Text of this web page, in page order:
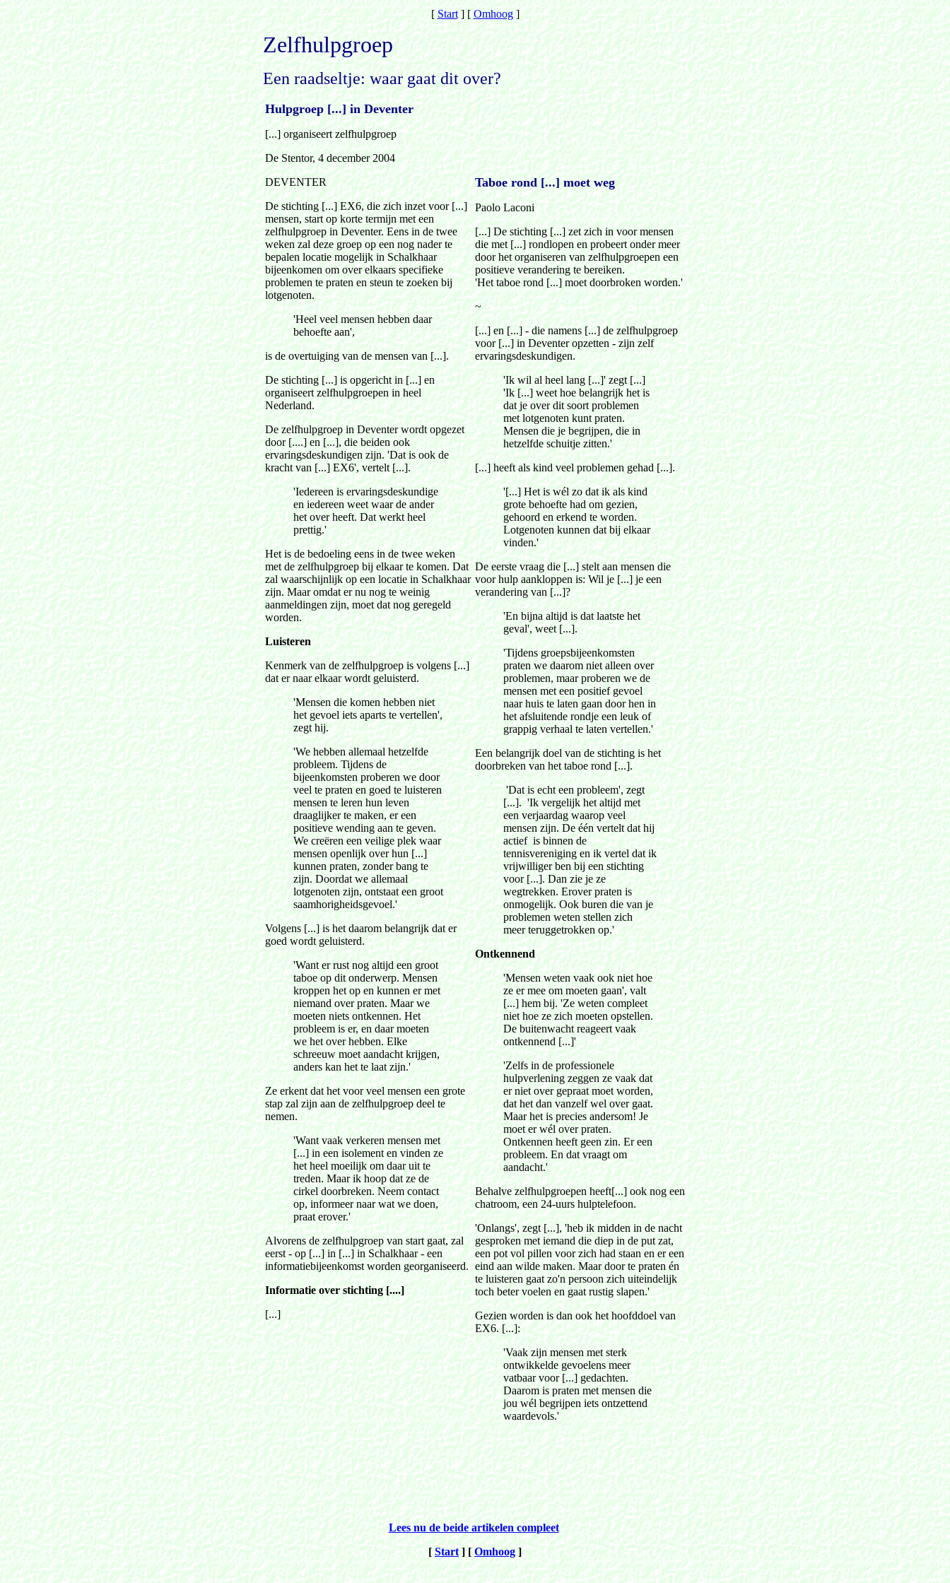
[Start] [Omhoog]
Zelfhulpgroep
Een raadseltje: waar gaat dit over?
Hulpgroep [...] in Deventer
[...] organiseert zelfhulpgroep
De Stentor, 4 december 2004
DEVENTER
De stichting [...] EX6, die zich inzet voor [...]
mensen, start op korte termijn met een
zelfhulpgroep in Deventer. Eens in de twee
weken zal deze groep op een nog nader te
bepalen locatie mogelijk in Schalkhaar
bijeenkomen om over elkaars specifieke
problemen te praten en steun te zoeken bij
lotgenoten.
'Heel veel mensen hebben daar
behoefte aan',
is de overtuiging van de mensen van [...].
De stichting [...] is opgericht in [...] en
organiseert zelfhulpgroepen in heel
Nederland.
De zelfhulpgroep in Deventer wordt opgezet
door [....] en [...], die beiden ook
ervaringsdeskundigen zijn. 'Dat is ook de
kracht van [...] EX6', vertelt [...].
'Iedereen is ervaringsdeskundige
en iedereen weet waar de ander
het over heeft. Dat werkt heel
prettig.'
Het is de bedoeling eens in de twee weken
met de zelfhulpgroep bij elkaar te komen. Dat
zal waarschijnlijk op een locatie in Schalkhaar
zijn. Maar omdat er nu nog te weinig
aanmeldingen zijn, moet dat nog geregeld
worden.
Luisteren
Kenmerk van de zelfhulpgroep is volgens [...]
dat er naar elkaar wordt geluisterd.
'Mensen die komen hebben niet
het gevoel iets aparts te vertellen',
zegt hij.
'We hebben allemaal hetzelfde
probleem. Tijdens de
bijeenkomsten proberen we door
veel te praten en goed te luisteren
mensen te leren hun leven
draaglijker te maken, er een
positieve wending aan te geven.
We creëren een veilige plek waar
mensen openlijk over hun [...]
kunnen praten, zonder bang te
zijn. Doordat we allemaal
lotgenoten zijn, ontstaat een groot
saamhorigheidsgevoel.'
Volgens [...] is het daarom belangrijk dat er
goed wordt geluisterd.
'Want er rust nog altijd een groot
taboe op dit onderwerp. Mensen
kroppen het op en kunnen er met
niemand over praten. Maar we
moeten niets ontkennen. Het
probleem is er, en daar moeten
we het over hebben. Elke
schreeuw moet aandacht krijgen,
anders kan het te laat zijn.'
Ze erkent dat het voor veel mensen een grote
stap zal zijn aan de zelfhulpgroep deel te
nemen.
'Want vaak verkeren mensen met
[...] in een isolement en vinden ze
het heel moeilijk om daar uit te
treden. Maar ik hoop dat ze de
cirkel doorbreken. Neem contact
op, informeer naar wat we doen,
praat erover.'
Alvorens de zelfhulpgroep van start gaat, zal
eerst - op [...] in [...] in Schalkhaar - een
informatiebijeenkomst worden georganiseerd.
Informatie over stichting [....]
[...]
Taboe rond [...] moet weg
Paolo Laconi
[...] De stichting [...] zet zich in voor mensen
die met [...] rondlopen en probeert onder meer
door het organiseren van zelfhulpgroepen een
positieve verandering te bereiken.
'Het taboe rond [...] moet doorbroken worden.'
~
[...] en [...] - die namens [...] de zelfhulpgroep
voor [...] in Deventer opzetten - zijn zelf
ervaringsdeskundigen.
'Ik wil al heel lang [...]' zegt [...]
'Ik [...] weet hoe belangrijk het is
dat je over dit soort problemen
met lotgenoten kunt praten.
Mensen die je begrijpen, die in
hetzelfde schuitje zitten.'
[...] heeft als kind veel problemen gehad [...].
'[...] Het is wél zo dat ik als kind
grote behoefte had om gezien,
gehoord en erkend te worden.
Lotgenoten kunnen dat bij elkaar
vinden.'
De eerste vraag die [...] stelt aan mensen die
voor hulp aankloppen is: Wil je [...] je een
verandering van [...]?
'En bijna altijd is dat laatste het
geval', weet [...].
'Tijdens groepsbijeenkomsten
praten we daarom niet alleen over
problemen, maar proberen we de
mensen met een positief gevoel
naar huis te laten gaan door hen in
het afsluitende rondje een leuk of
grappig verhaal te laten vertellen.'
Een belangrijk doel van de stichting is het
doorbreken van het taboe rond [...].
'Dat is echt een probleem', zegt
[...]. 'Ik vergelijk het altijd met
een verjaardag waarop veel
mensen zijn. De één vertelt dat hij
actief is binnen de
tennisvereniging en ik vertel dat ik
vrijwilliger ben bij een stichting
voor [...]. Dan zie je ze
wegtrekken. Erover praten is
onmogelijk. Ook buren die van je
problemen weten stellen zich
meer teruggetrokken op.'
Ontkennend
'Mensen weten vaak ook niet hoe
ze er mee om moeten gaan', valt
[...] hem bij. 'Ze weten compleet
niet hoe ze zich moeten opstellen.
De buitenwacht reageert vaak
ontkennend [...]'
'Zelfs in de professionele
hulpverlening zeggen ze vaak dat
er niet over gepraat moet worden,
dat het dan vanzelf wel over gaat.
Maar het is precies andersom! Je
moet er wél over praten.
Ontkennen heeft geen zin. Er een
probleem. En dat vraagt om
aandacht.'
Behalve zelfhulpgroepen heeft[...] ook nog een
chatroom, een 24-uurs hulptelefoon.
'Onlangs', zegt [...], 'heb ik midden in de nacht
gesproken met iemand die diep in de put zat,
een pot vol pillen voor zich had staan en er een
eind aan wilde maken. Maar door te praten én
te luisteren gaat zo'n persoon zich uiteindelijk
toch beter voelen en gaat rustig slapen.'
Gezien worden is dan ook het hoofddoel van
EX6. [...]:
'Vaak zijn mensen met sterk
ontwikkelde gevoelens meer
vatbaar voor [...] gedachten.
Daarom is praten met mensen die
jou wél begrijpen iets ontzettend
waardevols.'
Lees nu de beide artikelen compleet
[Start] [Omhoog]